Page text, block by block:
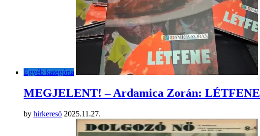
Egyéb kategória
MEGJELENT! – Ardamica Zorán: LÉTFENE
by hirkeresö 2025.11.27.